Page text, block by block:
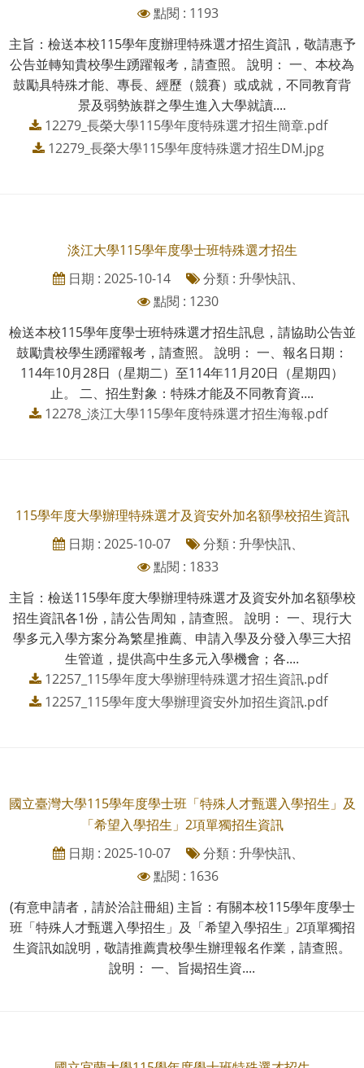
點閱 : 1193
主旨：檢送本校115學年度辦理特殊選才招生資訊，敬請惠予
公告並轉知貴校學生踴躍報考，請查照。 說明： 一、本校為
鼓勵具特殊才能、專長、經歷（競賽）或成就，不同教育背
景及弱勢族群之學生進入大學就讀....
12279_長榮大學115學年度特殊選才招生簡章.pdf
12279_長榮大學115學年度特殊選才招生DM.jpg
淡江大學115學年度學士班特殊選才招生
日期 : 2025-10-14
分類 : 升學快訊、
點閱 : 1230
檢送本校115學年度學士班特殊選才招生訊息，請協助公告並
鼓勵貴校學生踴躍報考，請查照。 說明： 一、報名日期：
114年10月28日（星期二）至114年11月20日（星期四）
止。 二、招生對象：特殊才能及不同教育資....
12278_淡江大學115學年度特殊選才招生海報.pdf
115學年度大學辦理特殊選才及資安外加名額學校招生資訊
日期 : 2025-10-07
分類 : 升學快訊、
點閱 : 1833
主旨：檢送115學年度大學辦理特殊選才及資安外加名額學校
招生資訊各1份，請公告周知，請查照。 說明： 一、現行大
學多元入學方案分為繁星推薦、申請入學及分發入學三大招
生管道，提供高中生多元入學機會；各....
12257_115學年度大學辦理特殊選才招生資訊.pdf
12257_115學年度大學辦理資安外加招生資訊.pdf
國立臺灣大學115學年度學士班「特殊人才甄選入學招生」及
「希望入學招生」2項單獨招生資訊
日期 : 2025-10-07
分類 : 升學快訊、
點閱 : 1636
(有意申請者，請於洽註冊組) 主旨：有關本校115學年度學士
班「特殊人才甄選入學招生」及「希望入學招生」2項單獨招
生資訊如說明，敬請推薦貴校學生辦理報名作業，請查照。
說明： 一、旨揭招生資....